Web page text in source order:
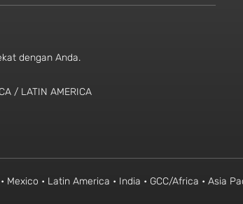
dengan Anda.
/ LATIN AMERICA
• Latin America • India • GCC/Africa • Asia